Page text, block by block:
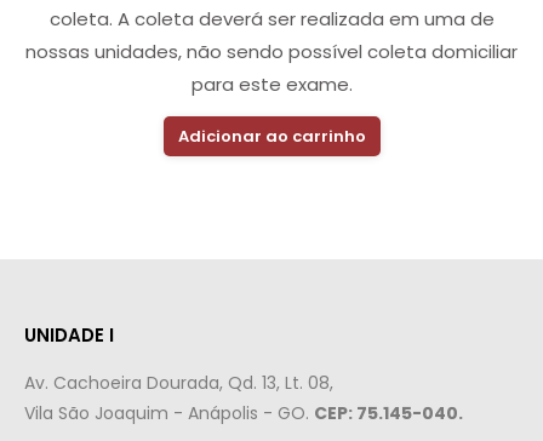
coleta. A coleta deverá ser realizada em uma de
nossas unidades, não sendo possível coleta domiciliar
para este exame.
Adicionar ao carrinho
UNIDADE I
Av. Cachoeira Dourada, Qd. 13, Lt. 08,
Vila São Joaquim - Anápolis - GO. CEP: 75.145-040.